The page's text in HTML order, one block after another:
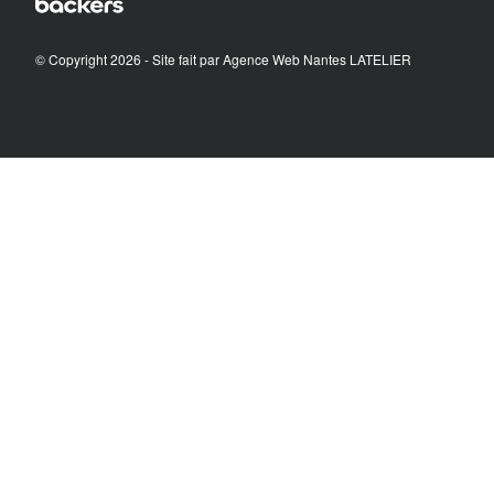
© Copyright 2026 - Site fait parAgence Web Nantes LATELIER